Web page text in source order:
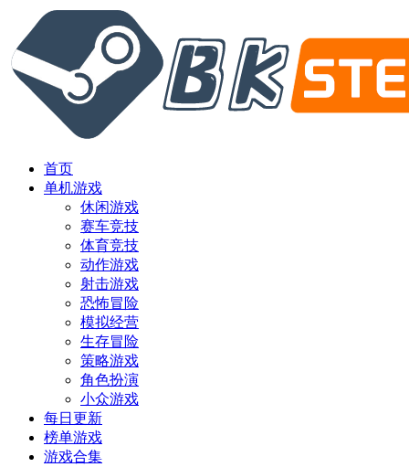
首页
单机游戏
休闲游戏
赛车竞技
体育竞技
动作游戏
射击游戏
恐怖冒险
模拟经营
生存冒险
策略游戏
角色扮演
小众游戏
每日更新
榜单游戏
游戏合集